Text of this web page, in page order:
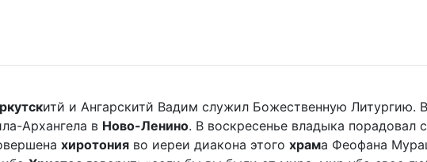
итй и Ангарскитй Вадим служил Божественную Литургию.
Архангела в Ново-Ленино. В воскресенье владыка порадовал
хиротония во иереи диакона этого храма Феофана